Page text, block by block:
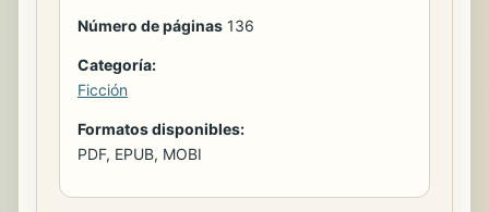
Número de páginas 136
Categoría:
Ficción
Formatos disponibles:
PDF, EPUB, MOBI